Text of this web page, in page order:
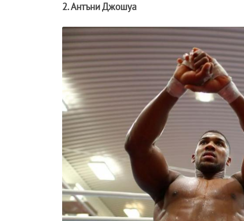
2. Антъни Джошуа